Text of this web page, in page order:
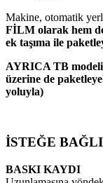
Makine, otomatik
FİLM olarak hem
ek taşıma ile
AYRICA TB
üzerine de
yoluyla)
İSTEĞE BAĞLI
BASKI KAYDI